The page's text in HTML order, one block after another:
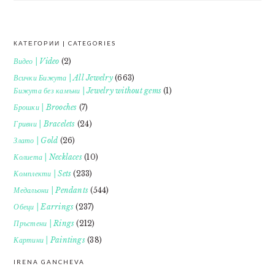
FOOTER
КАТЕГОРИИ | CATEGORIES
Видео | Video (2)
Всички Бижута | All Jewelry(663)
Бижута без камъни | Jewelry without gems (1)
Брошки | Brooches (7)
Гривни | Bracelets (24)
Злато | Gold (26)
Колиета | Necklaces(10)
Комплекти | Sets (233)
Медальони | Pendants (544)
Обеци | Earrings (237)
Пръстени | Rings (212)
Картини | Paintings(38)
IRENA GANCHEVA